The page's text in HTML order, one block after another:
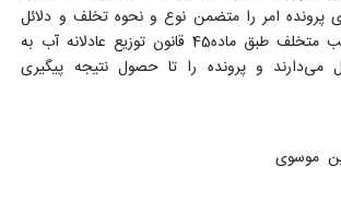
پرونده امر را متضمن نوع و نحوه تخلف و دلائل
امرتنظیم وبرای تعقیب متخلف طبق ماده45 قانون توزیع عادلانه آب به
می‌دارند و پرونده را تا حصول نتیجه پیگیری
موسوی